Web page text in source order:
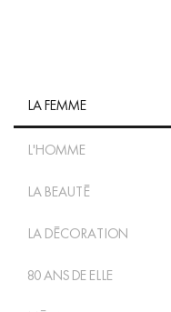
LA FEMME
L'HOMME
LA BEAUTÉ
LA DÉCORATION
80 ANS DE ELLE